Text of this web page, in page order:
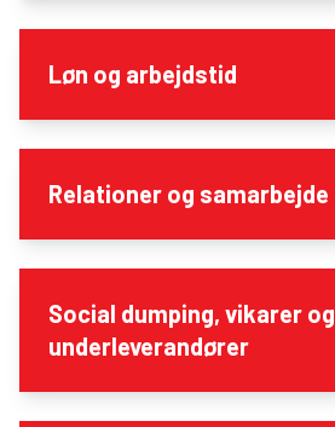
Løn og arbejdstid
Relationer og samarbejde
Social dumping, vikarer og
underleverandører